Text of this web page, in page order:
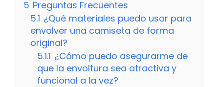
5 Preguntas Frecuentes
5.1 ¿Qué materiales puedo usar para
envolver una camiseta de forma
original?
5.1.1 ¿Cómo puedo asegurarme de
que la envoltura sea atractiva y
funcional a la vez?